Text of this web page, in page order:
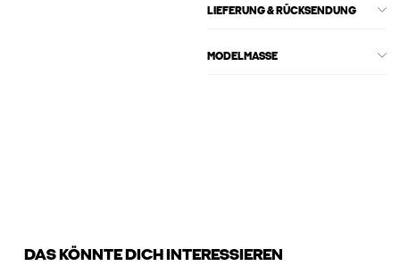
LIEFERUNG & RÜCKSENDUNG
MODELMASSE
DAS KÖNNTE DICH INTERESSIEREN